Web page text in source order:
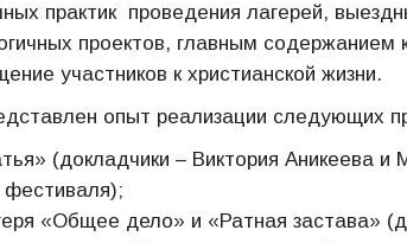
практик проведения лагерей,
проектов, главным содержанием
участников к христианской жизни.
опыт реализации следующих
(докладчики – Виктория Аникеева и
фестиваля);
«Общее дело» и «Ратная застава»